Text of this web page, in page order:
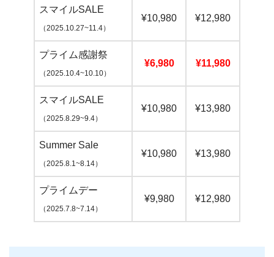
スマイルSALE
（2025.10.27~11.4）
¥10,980 ¥12,980
プライム感謝祭
（2025.10.4~10.10）
¥6,980 ¥11,980
スマイルSALE
（2025.8.29~9.4）
¥10,980 ¥13,980
Summer Sale
（2025.8.1~8.14）
¥10,980 ¥13,980
プライムデー
（2025.7.8~7.14）
¥9,980 ¥12,980